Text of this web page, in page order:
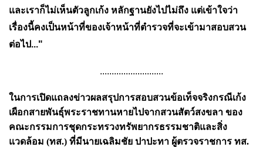
และเราก็ไม่เห็นตัวลูกเก้ง หลักฐานยังไปไม่ถึง แต่เข้าใจว่า
เรื่องนี้คงเป็นหน้าที่ของเจ้าหน้าที่ตำรวจที่จะเข้ามาสอบสวน
ต่อไป..."
...........................
ในการเปิดแถลงข่าวผลสรุปการสอบสวนข้อเท็จจริงกรณีเก้ง
เผือกสายพันธุ์พระราชทานหายไปจากสวนสัตว์สงขลา ของ
คณะกรรมการชุดกระทรวงทรัพยากรธรรมชาติและสิ่ง
แวดล้อม (ทส.) ที่มีนายเฉลิมชัย ปาปะทา ผู้ตรวจราชการ ทส.